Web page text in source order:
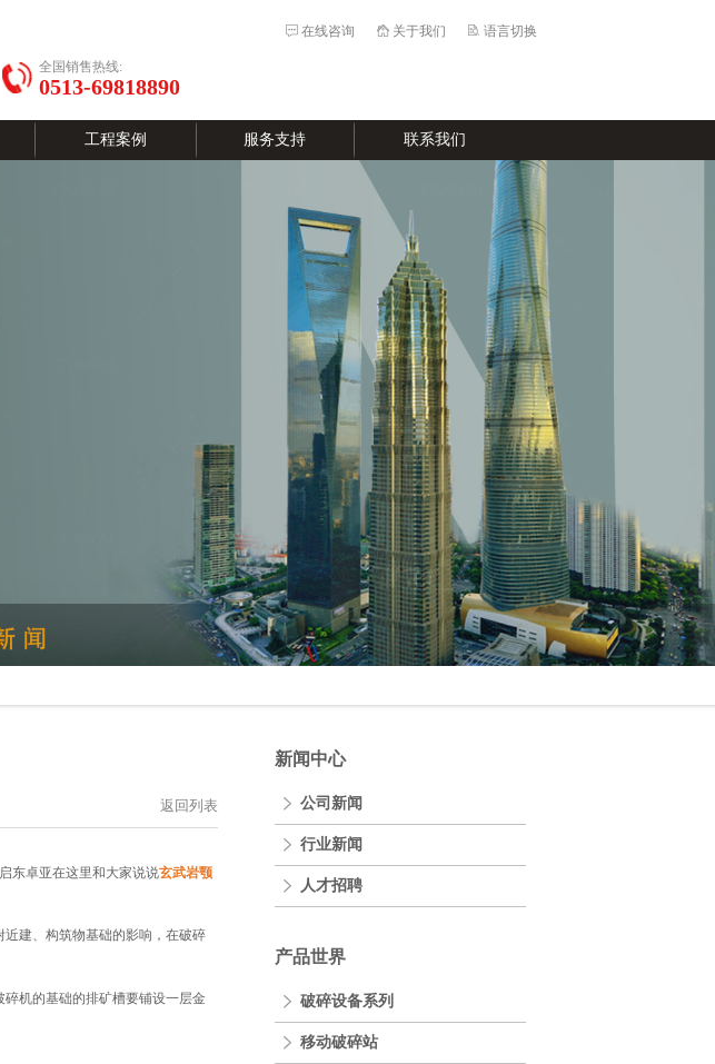
语言切换
关于我们
在线咨询
全国销售热线:
0513-69818890
工程案例 服务支持 联系我们
返回列表
东卓亚在这里和大家说说玄武岩颚
建、构筑物基础的影响，在破碎
机的基础的排矿槽要铺设一层金
新闻中心
公司新闻
行业新闻
人才招聘
产品世界
破碎设备系列
移动破碎站